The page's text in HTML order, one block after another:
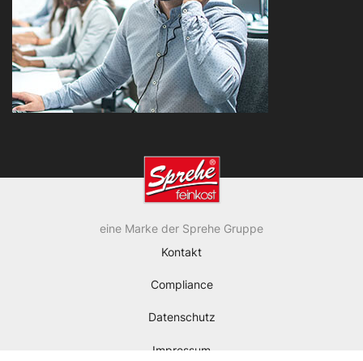
eine Marke der Sprehe Gruppe
Kontakt
Compliance
Datenschutz
Impressum